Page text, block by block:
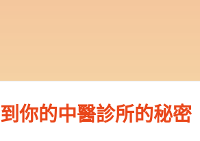
你的中醫診所的秘密